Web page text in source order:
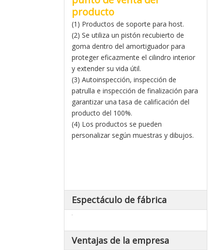
producto
(1) Productos de soporte para host.
(2) Se utiliza un pistón recubierto de
goma dentro del amortiguador para
proteger eficazmente el cilindro interior
y extender su vida útil.
(3) Autoinspección, inspección de
patrulla e inspección de finalización para
garantizar una tasa de calificación del
producto del 100%.
(4) Los productos se pueden
personalizar según muestras y dibujos.
Espectáculo de fábrica
Ventajas de la empresa